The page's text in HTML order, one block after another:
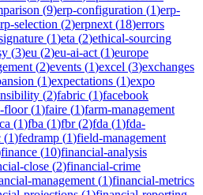
(9)erp-configuration (1)erp-
selection (2)erpnext (18)errors
(1)eta (2)ethical-sourcing
(3)eu (2)eu-ai-act (1)europe
(2)events (1)excel (3)exchanges
(1)expectations (1)expo
(2)fabric (1)facebook
floor(1)faire (1)farm-management
(1)fba (1)fbr(2)fda (1)fda-
(1)fedramp (1)field-management
finance (10)financial-analysis
close (2)financial-crime
management (1)financial-metrics